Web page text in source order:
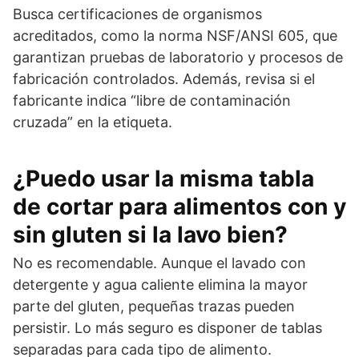
Busca certificaciones de organismos
acreditados, como la norma NSF/ANSI 605, que
garantizan pruebas de laboratorio y procesos de
fabricación controlados. Además, revisa si el
fabricante indica “libre de contaminación
cruzada” en la etiqueta.
¿Puedo usar la misma tabla
de cortar para alimentos con y
sin gluten si la lavo bien?
No es recomendable. Aunque el lavado con
detergente y agua caliente elimina la mayor
parte del gluten, pequeñas trazas pueden
persistir. Lo más seguro es disponer de tablas
separadas para cada tipo de alimento.